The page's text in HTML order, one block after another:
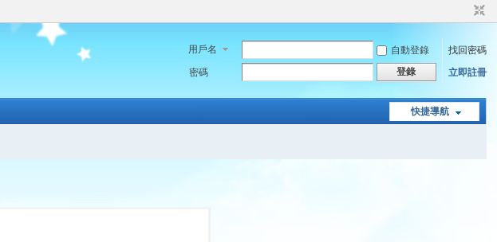
用戶名 自動登錄
找回密碼
密碼
登錄 立即註冊
快捷導航